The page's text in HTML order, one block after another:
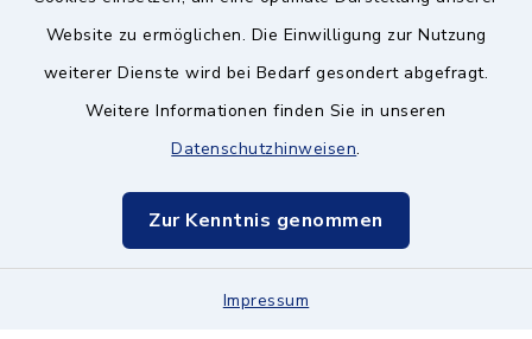
Website zu ermöglichen. Die Einwilligung zur Nutzung
weiterer Dienste wird bei Bedarf gesondert abgefragt.
Weitere Informationen finden Sie in unseren
Datenschutzhinweisen.
Zur Kenntnis genommen
Impressum
Datenschutz
Hinweisgeberschutz
Sitemap